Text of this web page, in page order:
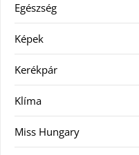
Egészség
Képek
Kerékpár
Klíma
Miss Hungary